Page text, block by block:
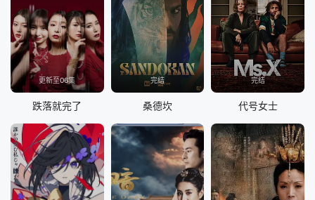
更新至06集
跌落就完了
完结
桑德坎
完结
代号女士